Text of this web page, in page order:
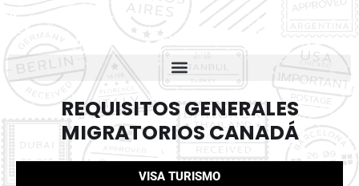
REQUISITOS GENERALES
MIGRATORIOS CANADÁ
VISA TURISMO